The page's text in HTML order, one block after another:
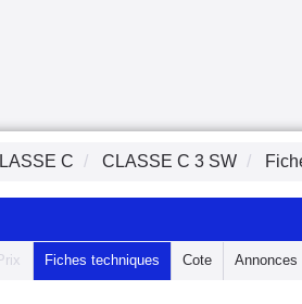
C CLASSE C 3 SW
Prix Fiches techniques Cote Annonces